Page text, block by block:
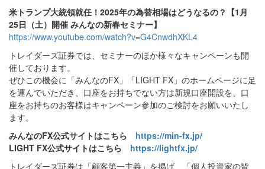
米トランプ大統領就任！2025年の為替相場はどうなるの？【1月
25日（土）開催 みんなの新春セミナー】
https://www.youtube.com/watch?v=G4CnwdhXKL4
トレイダーズ証券では、セミナーのほか様々なキャンペーンも開
催しております。
ぜひこの機会に「みんなのFX」「LIGHT FX」のホームページに足
を運んでいただき、口座をお持ちでない方は新規口座開設を、口
座をお持ちのお客様はキャンペーン参加のご検討をお願いいたし
ます。
みんなのFX公式サイトはこちら https://min-fx.jp/
LIGHT FX公式サイトはこちら https://lightfx.jp/
トレイダーズ証券は「顧客第一主義」を掲げ、「個人投資家の皆